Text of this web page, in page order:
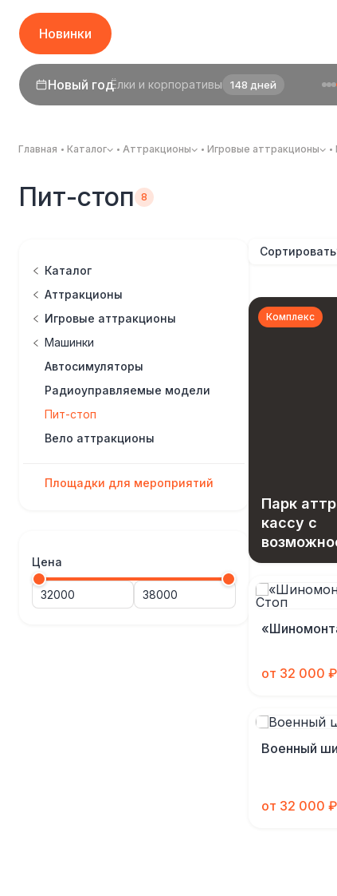
Новинки
1 сентябряДень знаний 26 дней
Главная Каталог Аттракционы Игровые аттракционы
Пит-стоп
Каталог
Аттракционы
Игровые аттракционы
Машинки
Автосимуляторы
Радиоуправляемые модели
Пит-стоп
Вело аттракционы
Площадки для мероприятий
Цена
Сортировать
Комплекс
Парк
кассу с
вашего
от 32 000 ₽
Военный
от 32 000 ₽